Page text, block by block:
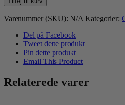
Love
Grime
Varenummer (SKU): N/A Kategorier:
Del på Facebook
Tweet dette produkt
Pin dette produkt
Email This Product
Relaterede varer